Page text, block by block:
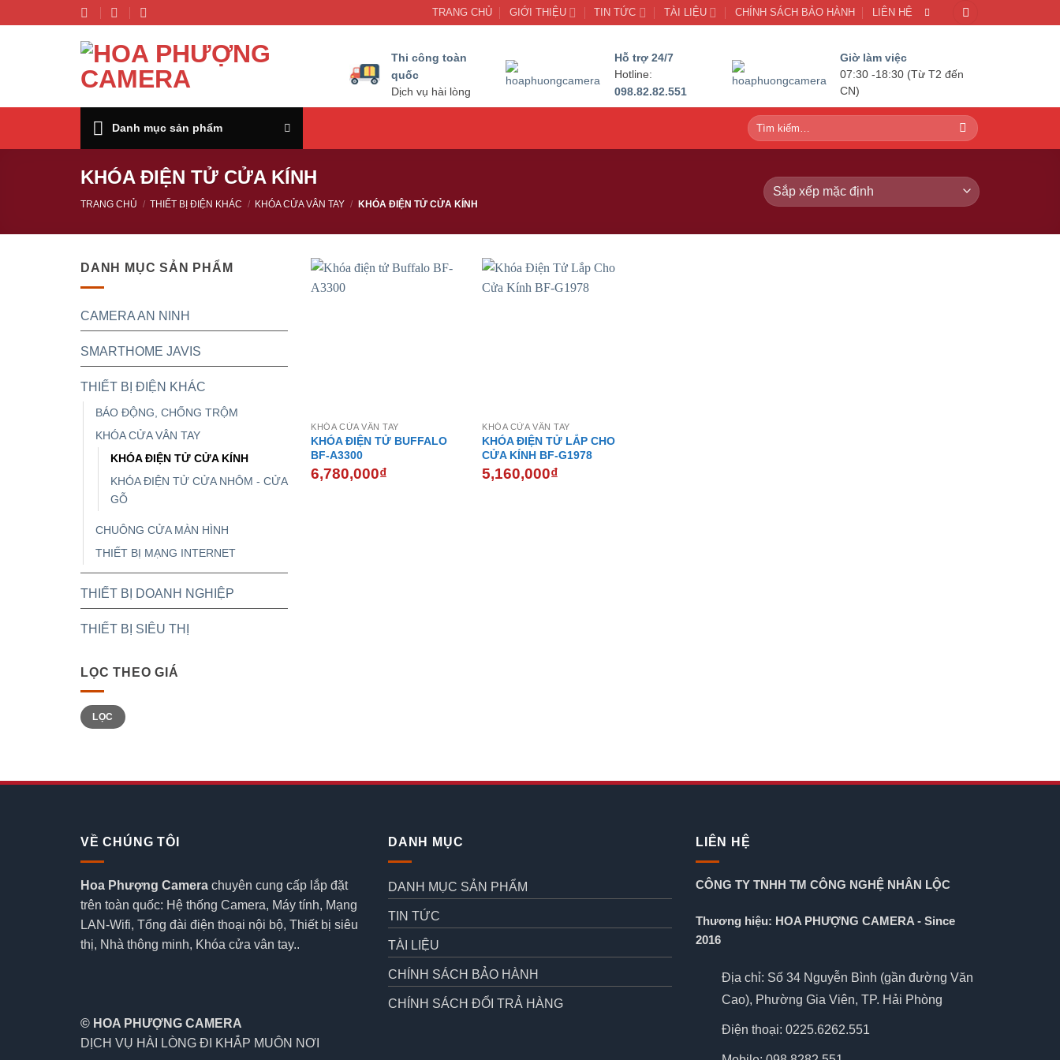
đến
TRANG CHỦ GIỚI THIỆU TIN TỨC TÀI LIỆU CHÍNH SÁCH BẢO HÀNH LIÊN HỆ
Thi công toàn
quốc
Dịch vụ hài lòng
Hỗ trợ 24/7
Hotline:
098.82.82.551
Giờ làm việc
07:30 -18:30 (Từ T2 đến
CN)
Danh mục sản phẩm
Tìm
kiếm:
KHÓA ĐIỆN TỬ CỬA KÍNH
TRANG CHỦ / THIẾT BỊ ĐIỆN KHÁC / KHÓA CỬA VÂN TAY / KHÓA ĐIỆN TỬ CỬA KÍNH
DANH MỤC SẢN PHẨM
CAMERA AN NINH
SMARTHOME JAVIS
THIẾT BỊ ĐIỆN KHÁC
BÁO ĐỘNG, CHỐNG TRỘM
KHÓA CỬA VÂN TAY
KHÓA ĐIỆN TỬ CỬA KÍNH
KHÓA ĐIỆN TỬ CỬA NHÔM - CỬA
GỖ
CHUÔNG CỬA MÀN HÌNH
THIẾT BỊ MẠNG INTERNET
THIẾT BỊ DOANH NGHIỆP
THIẾT BỊ SIÊU THỊ
LỌC THEO GIÁ
Giá
tối
thiểu
Giá
tối
đa
LỌC
KHÓA CỬA VÂN TAY
KHÓA ĐIỆN TỬ BUFFALO
BF-A3300
6,780,000₫
KHÓA CỬA VÂN TAY
KHÓA ĐIỆN TỬ LẮP CHO
CỬA KÍNH BF-G1978
5,160,000₫
VỀ CHÚNG TÔI
Hoa Phượng Camera chuyên cung cấp lắp đặt
trên toàn quốc: Hệ thống Camera, Máy tính, Mạng
LAN-Wifi, Tổng đài điện thoại nội bộ, Thiết bị siêu
thị, Nhà thông minh, Khóa cửa vân tay..
© HOA PHƯỢNG CAMERA
DỊCH VỤ HÀI LÒNG ĐI KHẮP MUÔN NƠI
DANH MỤC
DANH MỤC SẢN PHẨM
TIN TỨC
TÀI LIỆU
CHÍNH SÁCH BẢO HÀNH
CHÍNH SÁCH ĐỔI TRẢ HÀNG
LIÊN HỆ
CÔNG TY TNHH TM CÔNG NGHỆ NHÂN LỘC
Thương hiệu: HOA PHƯỢNG CAMERA - Since
2016
Địa chỉ: Số 34 Nguyễn Bình (gần đường Văn
Cao), Phường Gia Viên, TP. Hải Phòng
Điện thoại: 0225.6262.551